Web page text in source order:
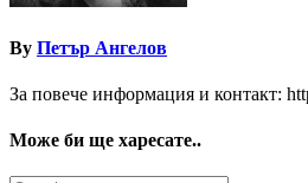
By Петър Ангелов
За повече информация и контакт:
Може би ще харесате..